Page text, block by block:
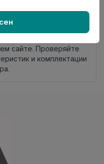
сайте. Проверяйте
и комплектации